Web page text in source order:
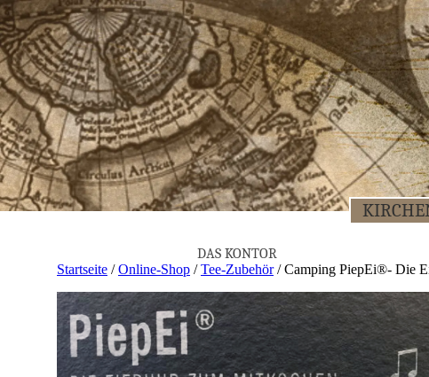
DAS KON­TOR
Startseite /Online-Shop /Tee-Zubehör/ Cam­ping Pie­pEi®- Die